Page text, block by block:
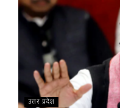
उत्तर प्रदेश